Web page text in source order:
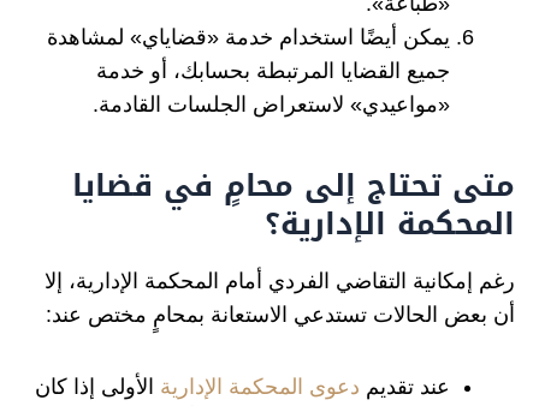
يمكن أيضًا استخدام خدمة «قضاياي» لمشاهدة
جميع القضايا المرتبطة بحسابك، أو خدمة
«مواعيدي» لاستعراض الجلسات القادمة.
متى تحتاج إلى محامٍ في قضايا
المحكمة الإدارية؟
رغم إمكانية التقاضي الفردي أمام المحكمة الإدارية، إلا
أن بعض الحالات تستدعي الاستعانة بمحامٍ مختص عند:
عند تقديم دعوى المحكمة الإدارية الأولى إذا كان